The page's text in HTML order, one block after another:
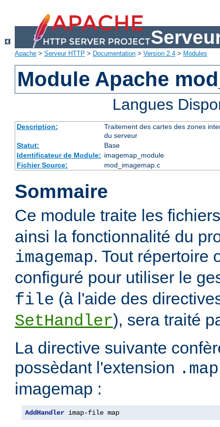
Apache > Serveur HTTP > Documentation > Version 2.4 > Modules
Module Apache
Langues
Description:
Traitement des cartes des zones
du serveur
Statut:
Base
Identificateur de Module: imagemap_module
Fichier Source:
mod_imagemap.c
Sommaire
Ce module traite les
ainsi la fonctionnalité du
imagemap. Tout répertoire
configuré pour utiliser le
file (à l'aide des
SetHandler), sera traité
La directive suivante
possèdant l'extension .map
imagemap :
AddHandler imap-file map